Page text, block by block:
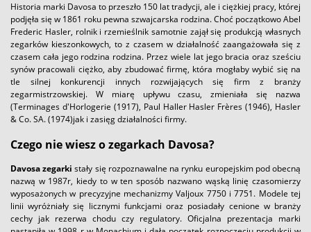
Historia marki Davosa to przeszło 150 lat tradycji, ale i ciężkiej pracy, której
podjęła się w 1861 roku pewna szwajcarska rodzina. Choć początkowo Abel
Frederic Hasler, rolnik i rzemieślnik samotnie zajął się produkcją własnych
zegarków kieszonkowych, to z czasem w działalność zaangażowała się z
czasem cała jego rodzina rodzina. Przez wiele lat jego bracia oraz sześciu
synów pracowali ciężko, aby zbudować firmę, która mogłaby wybić się na
tle silnej konkurencji innych rozwijających się firm z branży
zegarmistrzowskiej. W miarę upływu czasu, zmieniała się nazwa
(Terminages d'Horlogerie (1917), Paul Haller Hasler Frères (1946), Hasler
& Co. SA. (1974)jak i zasięg działalności firmy.
Czego nie wiesz o zegarkach Davosa?
Davosazegarki stały się rozpoznawalne na rynku europejskim pod obecną
nazwą w 1987r, kiedy to w ten sposób nazwano wąską linię czasomierzy
wyposażonych w precyzyjne mechanizmy Valjoux 7750 i 7751. Modele tej
linii wyróżniały się licznymi funkcjami oraz posiadały cenione w branży
cechy jak rezerwa chodu czy regulatory. Oficjalna prezentacja marki